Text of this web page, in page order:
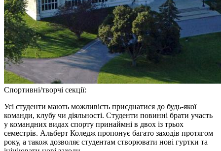
Спортивні/творчі секції:
Усі студенти мають можливість приєднатися до будь-якої
команди, клубу чи діяльності. Студенти повинні брати участь
у командних видах спорту принаймні в двох із трьох
семестрів. Альберт Коледж пропонує багато заходів протягом
року, а також дозволяє студентам створювати нові гуртки та